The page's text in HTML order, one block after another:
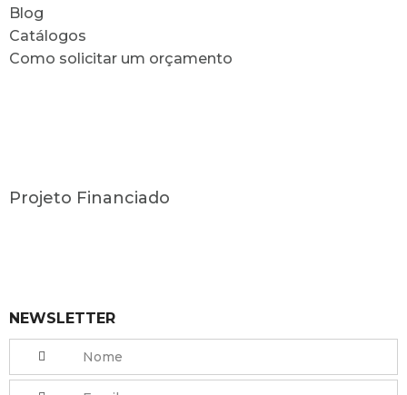
Blog
Catálogos
Como solicitar um orçamento
Projeto Financiado
NEWSLETTER